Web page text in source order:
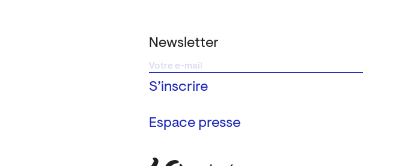
Newsletter
Espace presse